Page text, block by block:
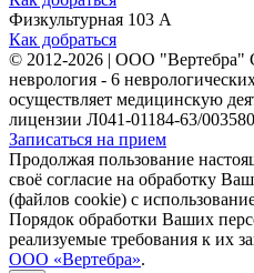
Физкультурная 103 А
Как добраться
© 2012-2026 | ООО "Вертебра"
неврология - 6
осуществляет медицинскую
лицензии Л041-01184-63/
Записаться на прием
Продолжая пользование
своё согласие на обработку
(файлов cookie) с
Порядок обработки Ваших
реализуемые требования к их
ООО «Вертебра».